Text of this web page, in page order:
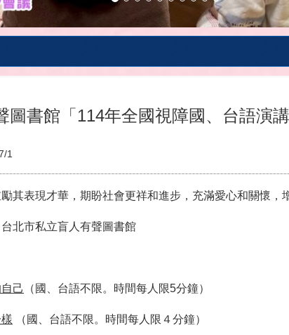
圖書館「114年全國視障國、台語演
1
其表現才華，期盼社會更祥和進步，充滿愛心和關懷，
北市私立盲人有聲圖書館
己 （國、台語不限。時間每人限5分鐘）
（國、台語不限。時間每人限４分鐘）